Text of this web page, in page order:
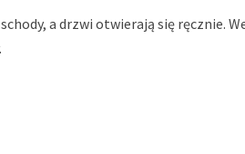
a drzwi otwierają się ręcznie.